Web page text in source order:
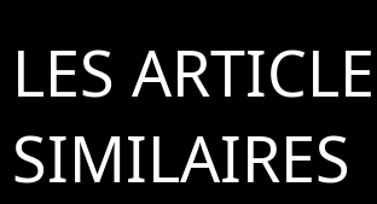
LES
SIMILAIRES